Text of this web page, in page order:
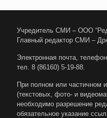
Учредитель СМИ – ООО
Главный редактор СМИ –
Электронная почта,
тел. 8 (86160) 5-19-88.
При полном или частичном
(текстовых, фото- и
необходимо разрешение
обязательное указание